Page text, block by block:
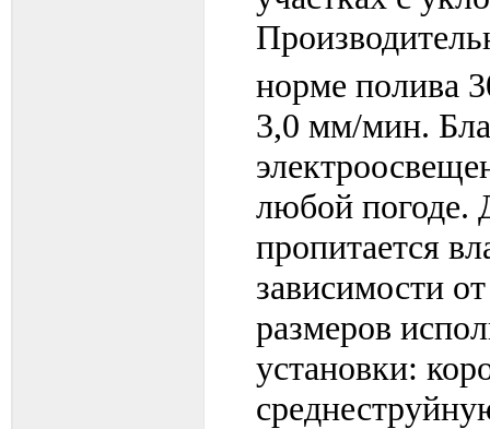
норме полива
3,0 мм/мин.
любой погоде.
пропитается
зависимости
размеров
установки: